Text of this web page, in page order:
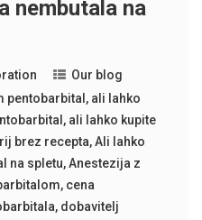
nembutala na
Our blog
pentobarbital , ali lahko
, ali lahko kupite
brez recepta,Ali lahko
na spletu,Anestezija z
, cena
, dobavitelj